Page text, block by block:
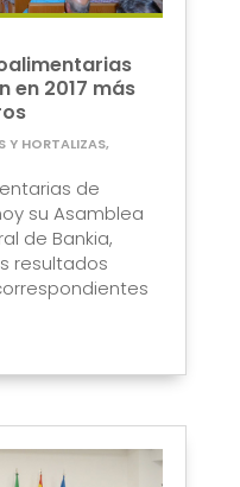
2017 más
Y HORTALIZAS,
de
su Asamblea
de Bankia,
resultados